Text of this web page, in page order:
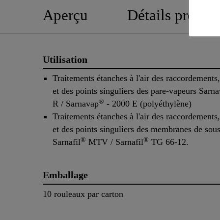
Aperçu Détails produits
Utilisation
Traitements étanches à l'air des
et des points singuliers des pare-vapeurs
R / Sarnavap® - 2000 E (polyéthylène)
Traitements étanches à l'air des
et des points singuliers des membranes de
Sarnafil® MTV / Sarnafil® TG 66-12.
Emballage
10 rouleaux par carton